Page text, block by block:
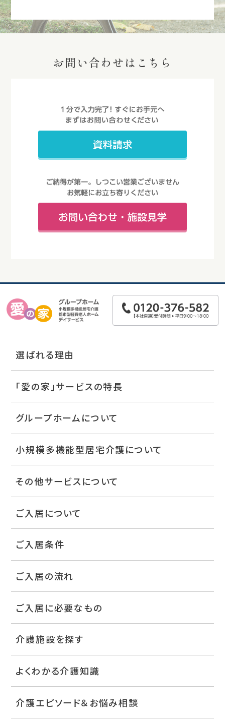
お問い合わせはこちら
選ばれる理由
「愛の家」サービスの特長
グループホームについて
小規模多機能型居宅介護について
その他サービスについて
ご入居について
ご入居条件
ご入居の流れ
ご入居に必要なもの
介護施設を探す
よくわかる介護知識
介護エピソード＆お悩み相談